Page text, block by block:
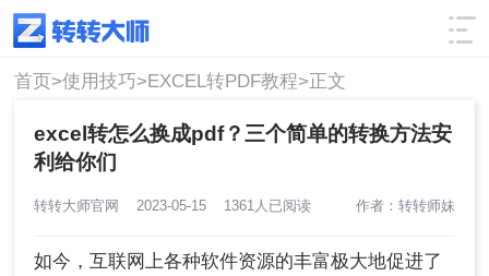
使用技巧 筛选
首页>使用技巧>EXCEL转PDF教程>正文
excel转怎么换成pdf？三个简单的转换方法安
利给你们
转转大师官网 2023-05-15 1361人已阅读 作者：转转师妹
如今，互联网上各种软件资源的丰富极大地促进了